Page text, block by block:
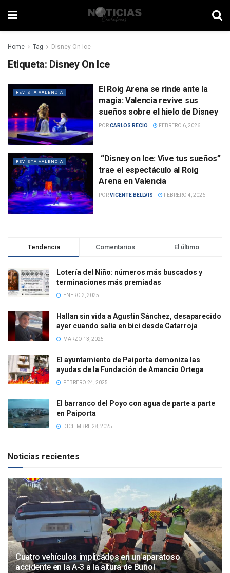
Home Tag Disney On Ice
Etiqueta: Disney On Ice
REVISTA VALENCIA
El Roig Arena se rinde ante la
magia: Valencia revive sus
sueños sobre el hielo de Disney
PORCARLOS RECIO FEBRERO 6, 2026
REVISTA VALENCIA
“Disney on Ice: Vive tus sueños”
trae el espectáculo al Roig
Arena en Valencia
PORVICENTE BELLVIS FEBRERO 4, 2026
Tendencia Comentarios El último
Lotería del Niño: números más buscados y
terminaciones más premiadas
ENERO 2, 2025
Hallan sin vida a Agustín Sánchez, desaparecido
ayer cuando salía en bici desde Catarroja
MARZO 13, 2025
El ayuntamiento de Paiporta demoniza las
ayudas de la Fundación de Amancio Ortega
FEBRERO 24, 2025
El barranco del Poyo con agua de parte a parte
en Paiporta
DICIEMBRE 28, 2025
Noticias recientes
Cuatro vehículos implicados en un aparatoso
accidente en la A-3 a la altura de Buñol